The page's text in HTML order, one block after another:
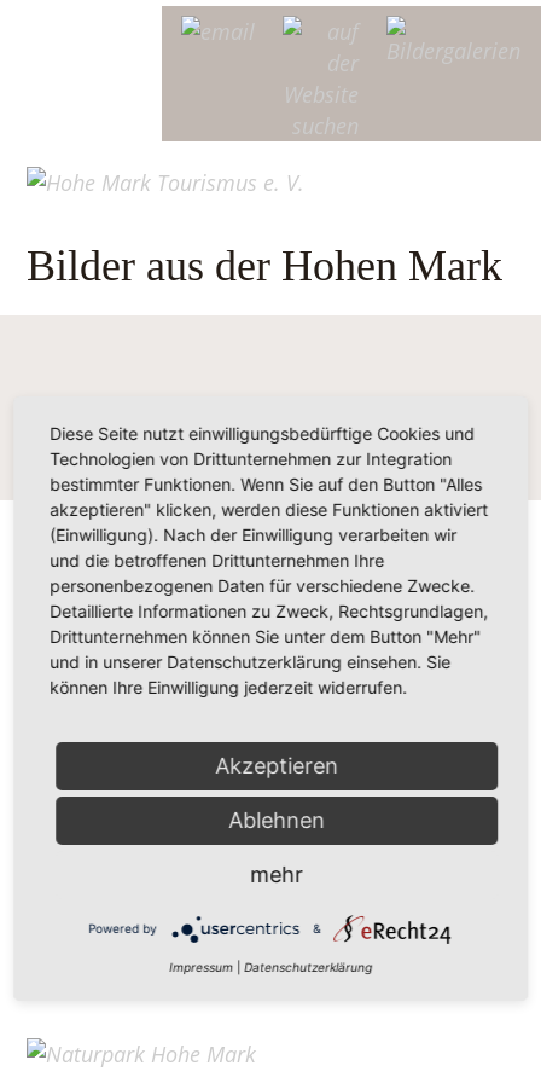
Bilder aus der Hohen Mark
Hohe Mark Tourismus e. V.
Redderstraße 421,45711 Datteln
Fon: +49 (0)2363 377 0
info@hohe-mark-tourismus.de
Datenschutz
Home
Diese Seite nutzt einwilligungsbedürftige Cookies und
Technologien von Drittunternehmen zur Integration
bestimmter Funktionen. Wenn Sie auf den Button "Alles
akzeptieren" klicken, werden diese Funktionen aktiviert
(Einwilligung). Nach der Einwilligung verarbeiten wir
und die betroffenen Drittunternehmen Ihre
personenbezogenen Daten für verschiedene Zwecke.
Detaillierte Informationen zu Zweck, Rechtsgrundlagen,
Drittunternehmen können Sie unter dem Button "Mehr"
und in unserer Datenschutzerklärung einsehen. Sie
können Ihre Einwilligung jederzeit widerrufen.
Akzeptieren
Ablehnen
mehr
Powered by &
Impressum Datenschutzerklärung